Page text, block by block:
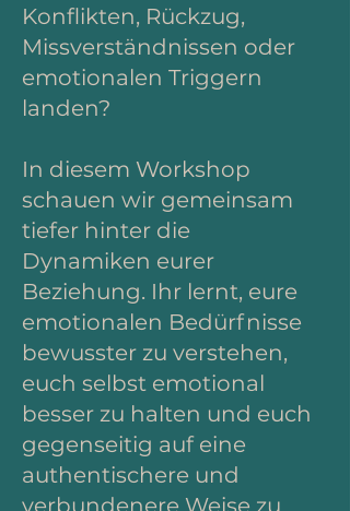
Konflikten, Rückzug,
Missverständnissen oder
emotionalen Triggern
landen?
In diesem Workshop
schauen wir gemeinsam
tiefer hinter die
Dynamiken eurer
Beziehung. Ihr lernt, eure
emotionalen Bedürfnisse
bewusster zu verstehen,
euch selbst emotional
besser zu halten und euch
gegenseitig auf eine
authentischere und
verbundenere Weise zu